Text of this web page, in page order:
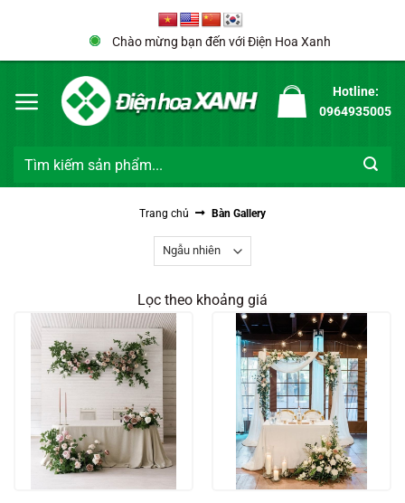
Chào mừng bạn đến với Điện Hoa Xanh
Hotline:
0964935005
Tìm
Trang chủ Bàn Gallery
Lọc theo khoảng giá